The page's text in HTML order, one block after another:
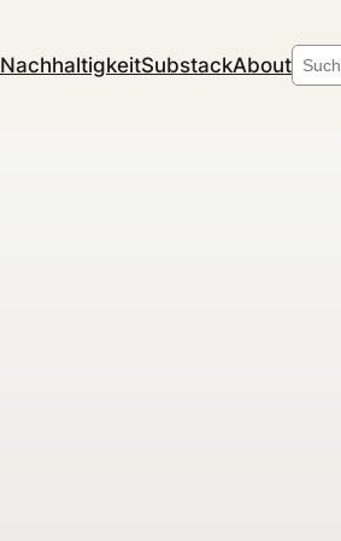
NachhaltigkeitSubstackAboutSuchen